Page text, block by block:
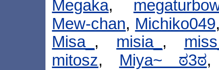
Megaka,
Mew-chan, Michiko049
Misa_ , misia_ ,
mitosz, Miya~ ಠ3ಠ